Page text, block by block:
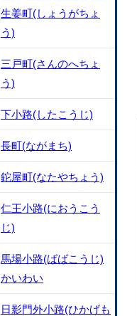
生姜町(しょうがちょ
う)
三戸町(さんのへちょ
う)
下小路(したこうじ)
長町(ながまち)
鉈屋町(なたやちょう)
仁王小路(におうこう
じ)
馬場小路(ばばこうじ)
かいわい
日影門外小路(ひかげも